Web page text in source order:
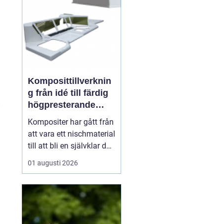
Komposittillverknin
g från idé till färdig
högpresterande
produkt
Kompositer har gått från
att vara ett nischmaterial
till att bli en självklar del
i allt från vindkraftverk
och tåg till
specialfordon.
Komposittillverkning
handlar om att
01 augusti 2026